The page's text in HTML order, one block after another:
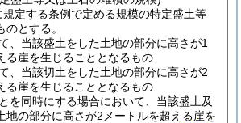
定する条例で定める規模の特定盛土等
とする。
、当該盛土をした土地の部分に高さが1
る崖を生じることとなるもの
、当該切土をした土地の部分に高さが2
る崖を生じることとなるもの
を同時にする場合において、当該盛土及
地の部分に高さが2メートルを超える崖を